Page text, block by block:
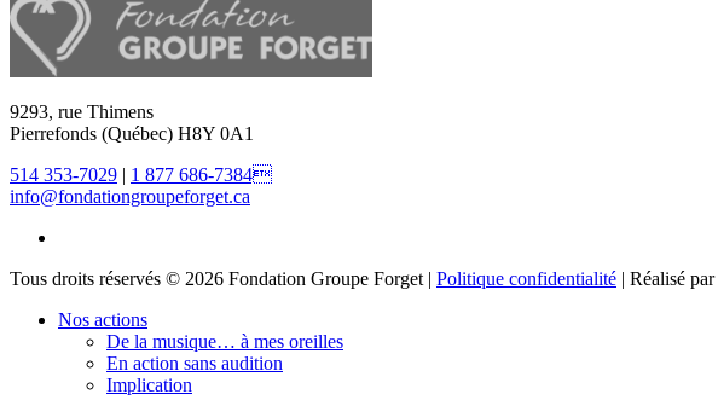
9293, rue Thimens
Pierrefonds (Québec) H8Y 0A1
514 353-7029 | 1 877 686-7384
info@fondationgroupeforget.ca
Tous droits réservés © 2026 Fondation Groupe Forget | Politique confidentialité | Réalisé par
Nos actions
De la musique… à mes oreilles
En action sans audition
Implication